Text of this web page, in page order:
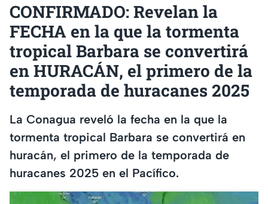
CONFIRMADO: Revelan la
FECHA en la que la tormenta
tropical Barbara se convertirá
en HURACÁN, el primero de la
temporada de huracanes 2025
La Conagua reveló la fecha en la que la
tormenta tropical Barbara se convertirá en
huracán, el primero de la temporada de
huracanes 2025 en el Pacífico.